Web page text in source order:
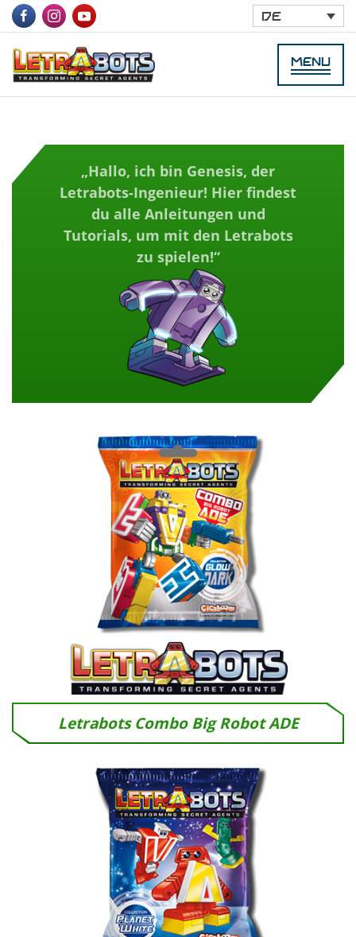
DE
„Hallo, ich bin Genesis, der
Letrabots-Ingenieur! Hier findest
du alle Anleitungen und
Tutorials, um mit den Letrabots
zu spielen!“
Letrabots Combo Big Robot ADE